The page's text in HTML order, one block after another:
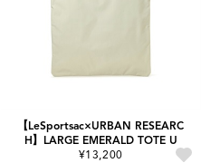
【LeSportsac×URBAN RESEARC
H】LARGE EMERALD TOTE U
¥13,200